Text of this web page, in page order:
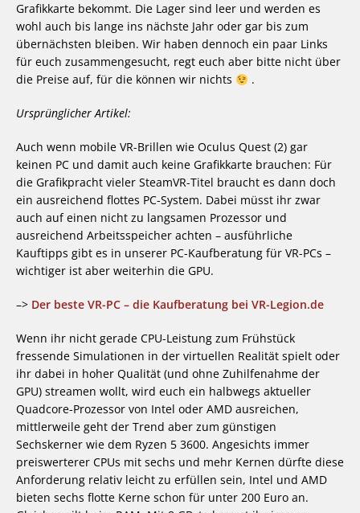
Grafikkarte bekommt. Die Lager sind leer und werden es
wohl auch bis lange ins nächste Jahr oder gar bis zum
übernächsten bleiben. Wir haben dennoch ein paar Links
für euch zusammengesucht, regt euch aber bitte nicht über
die Preise auf, für die können wir nichts
.
Ursprünglicher Artikel:
Auch wenn mobile VR-Brillen wie Oculus Quest (2) gar
keinen PC und damit auch keine Grafikkarte brauchen: Für
die Grafikpracht vieler SteamVR-Titel braucht es dann doch
ein ausreichend flottes PC-System. Dabei müsst ihr zwar
auch auf einen nicht zu langsamen Prozessor und
ausreichend Arbeitsspeicher achten – ausführliche
Kauftipps gibt es in unserer PC-Kaufberatung für VR-PCs –
wichtiger ist aber weiterhin die GPU.
–> Der beste VR-PC – die Kaufberatung bei VR-Legion.de
Wenn ihr nicht gerade CPU-Leistung zum Frühstück
fressende Simulationen in der virtuellen Realität spielt oder
ihr dabei in hoher Qualität (und ohne Zuhilfenahme der
GPU) streamen wollt, wird euch ein halbwegs aktueller
Quadcore-Prozessor von Intel oder AMD ausreichen,
mittlerweile geht der Trend aber zum günstigen
Sechskerner wie dem Ryzen 5 3600. Angesichts immer
preiswerterer CPUs mit sechs und mehr Kernen dürfte diese
Anforderung relativ leicht zu erfüllen sein, Intel und AMD
bieten sechs flotte Kerne schon für unter 200 Euro an.